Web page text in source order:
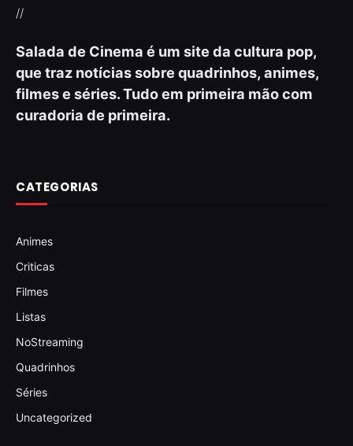
//
Salada de Cinema é um site da cultura pop,
que traz notícias sobre quadrinhos, animes,
filmes e séries. Tudo em primeira mão com
curadoria de primeira.
CATEGORIAS
Animes
Criticas
Filmes
Listas
NoStreaming
Quadrinhos
Séries
Uncategorized